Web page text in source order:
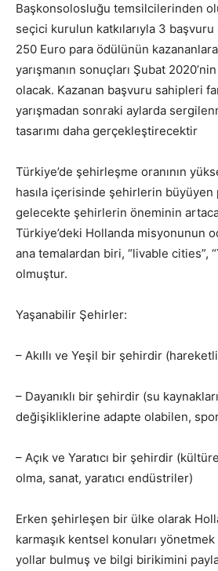
Başkonsolosluğu temsilcilerinden
seçici kurulun katkılarıyla 3
250 Euro para ödülünün
yarışmanın sonuçları Şubat
olacak. Kazanan başvuru sahipleri
yarışmadan sonraki aylarda
tasarımı daha gerçekleştirecektir
Türkiye’de şehirleşme oranının
hasıla içerisinde şehirlerin büyüyen
gelecekte şehirlerin öneminin
Türkiye’deki Hollanda misyonunun
ana temalardan biri, “livable cities”,
olmuştur.
Yaşanabilir Şehirler:
– Akıllı ve Yeşil bir şehirdir
– Dayanıklı bir şehirdir (su
değişikliklerine adapte olabilen,
– Açık ve Yaratıcı bir şehirdir
olma, sanat, yaratıcı endüstriler)
Erken şehirleşen bir ülke olarak
karmaşık kentsel konuları yönetmek
yollar bulmuş ve bilgi birikimini